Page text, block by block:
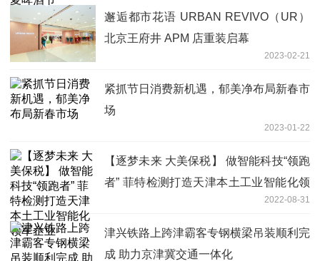
邂逅都市花语 URBAN REVIVO（UR）
北京王府井 APM 店重装启幕
2023-02-21
紧抓节日消费新机遇，郁美净布局新春市
场
2023-01-22
【逐梦未来 大美保税】 做智能科技“领跑
者” 菲特检测打造天津本土工业智能化领
2022-08-31
津兴铁路上跨津霸客专钢横梁吊装顺利完
成 助力京津冀交通一体化